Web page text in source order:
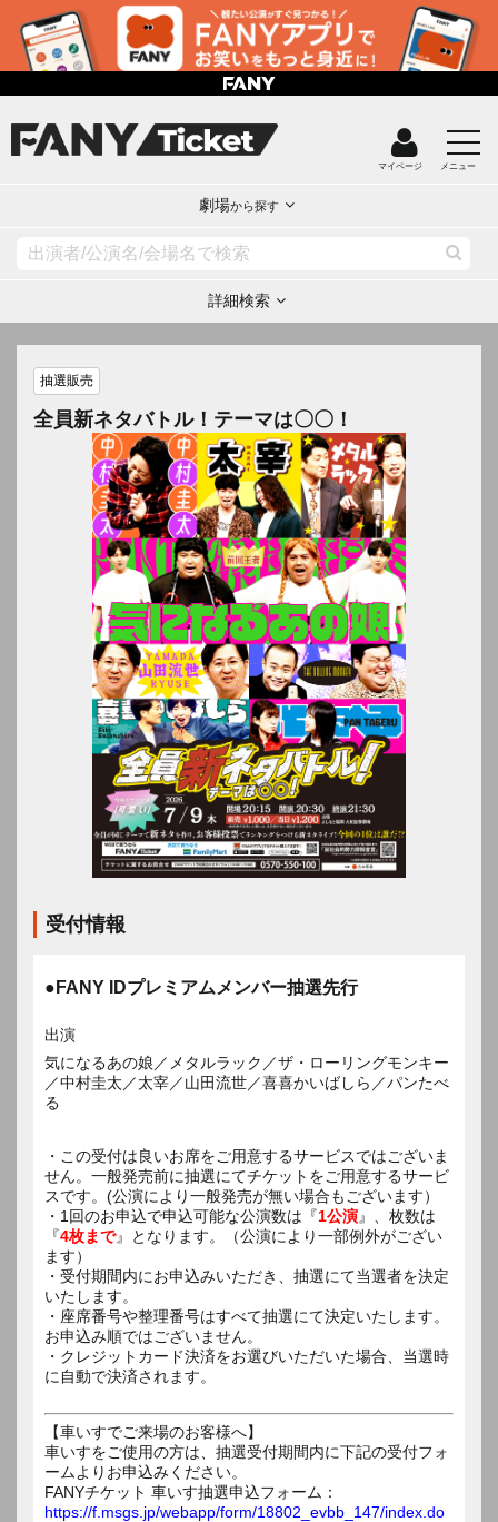
マイページ メニュー
劇場から探す
詳細検索
抽選販売
全員新ネタバトル！テーマは〇〇！
受付情報
●FANY IDプレミアムメンバー抽選先行
出演
気になるあの娘／メタルラック／ザ・ローリングモンキー
／中村圭太／太宰／山田流世／喜喜かいばしら／パンたべ
る
・この受付は良いお席をご用意するサービスではございま
せん。一般発売前に抽選にてチケットをご用意するサービ
スです。(公演により一般発売が無い場合もございます）
・1回のお申込で申込可能な公演数は『1公演』、枚数は
『4枚まで』となります。（公演により一部例外がござい
ます）
・受付期間内にお申込みいただき、抽選にて当選者を決定
いたします。
・座席番号や整理番号はすべて抽選にて決定いたします。
お申込み順ではございません。
・クレジットカード決済をお選びいただいた場合、当選時
に自動で決済されます。
【車いすでご来場のお客様へ】
車いすをご使用の方は、抽選受付期間内に下記の受付フォ
ームよりお申込みください。
FANYチケット 車いす抽選申込フォーム：
https://f.msgs.jp/webapp/form/18802_evbb_147/index.do